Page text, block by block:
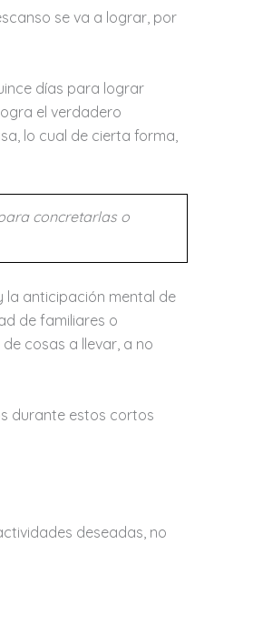
se va a lograr, por
días para lograr
el verdadero
lo cual de cierta forma,
concretarlas o
la anticipación mental de
de familiares o
cosas a llevar, a no
durante estos cortos
deseadas, no